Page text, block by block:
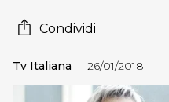
Condividi
Tv Italiana 26/01/2018